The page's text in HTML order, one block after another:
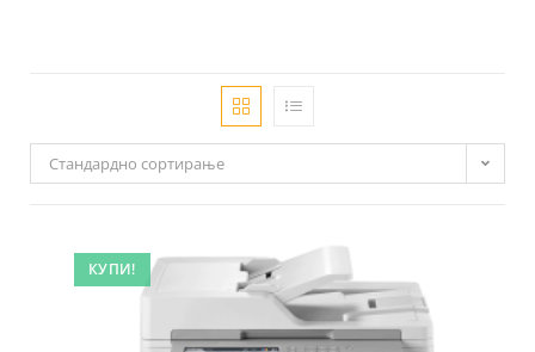
Стандардно сортирање
КУПИ!